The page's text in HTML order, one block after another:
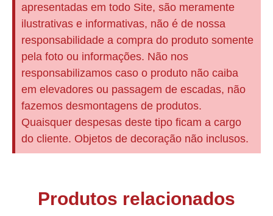
apresentadas em todo Site, são meramente
ilustrativas e informativas, não é de nossa
responsabilidade a compra do produto somente
pela foto ou informações. Não nos
responsabilizamos caso o produto não caiba
em elevadores ou passagem de escadas, não
fazemos desmontagens de produtos.
Quaisquer despesas deste tipo ficam a cargo
do cliente. Objetos de decoração não inclusos.
Produtos relacionados